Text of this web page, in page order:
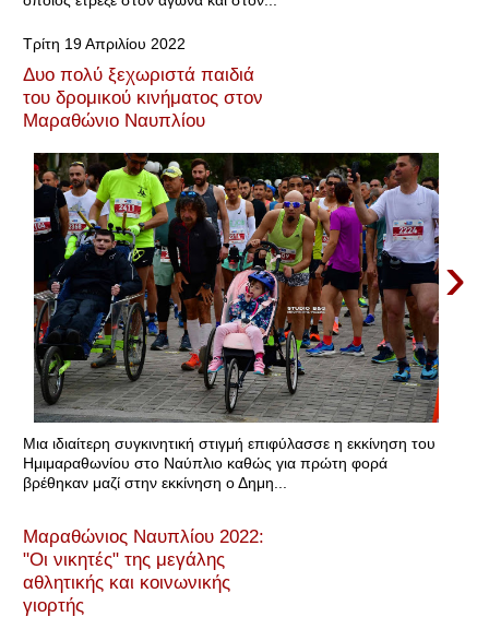
Τρίτη 19 Απριλίου 2022
Δυο πολύ ξεχωριστά παιδιά
του δρομικού κινήματος στον
Μαραθώνιο Ναυπλίου
›
Μια ιδιαίτερη συγκινητική στιγμή επιφύλασσε η εκκίνηση του
Ημιμαραθωνίου στο Ναύπλιο καθώς για πρώτη φορά
βρέθηκαν μαζί στην εκκίνηση ο Δημη...
Μαραθώνιος Ναυπλίου 2022:
"Οι νικητές" της μεγάλης
αθλητικής και κοινωνικής
γιορτής